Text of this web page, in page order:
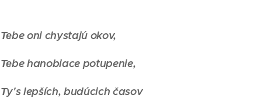
Теbe oni chystajú okov,
Теbe hanobiace potupenie,
Тy's lepších, budúcich časov